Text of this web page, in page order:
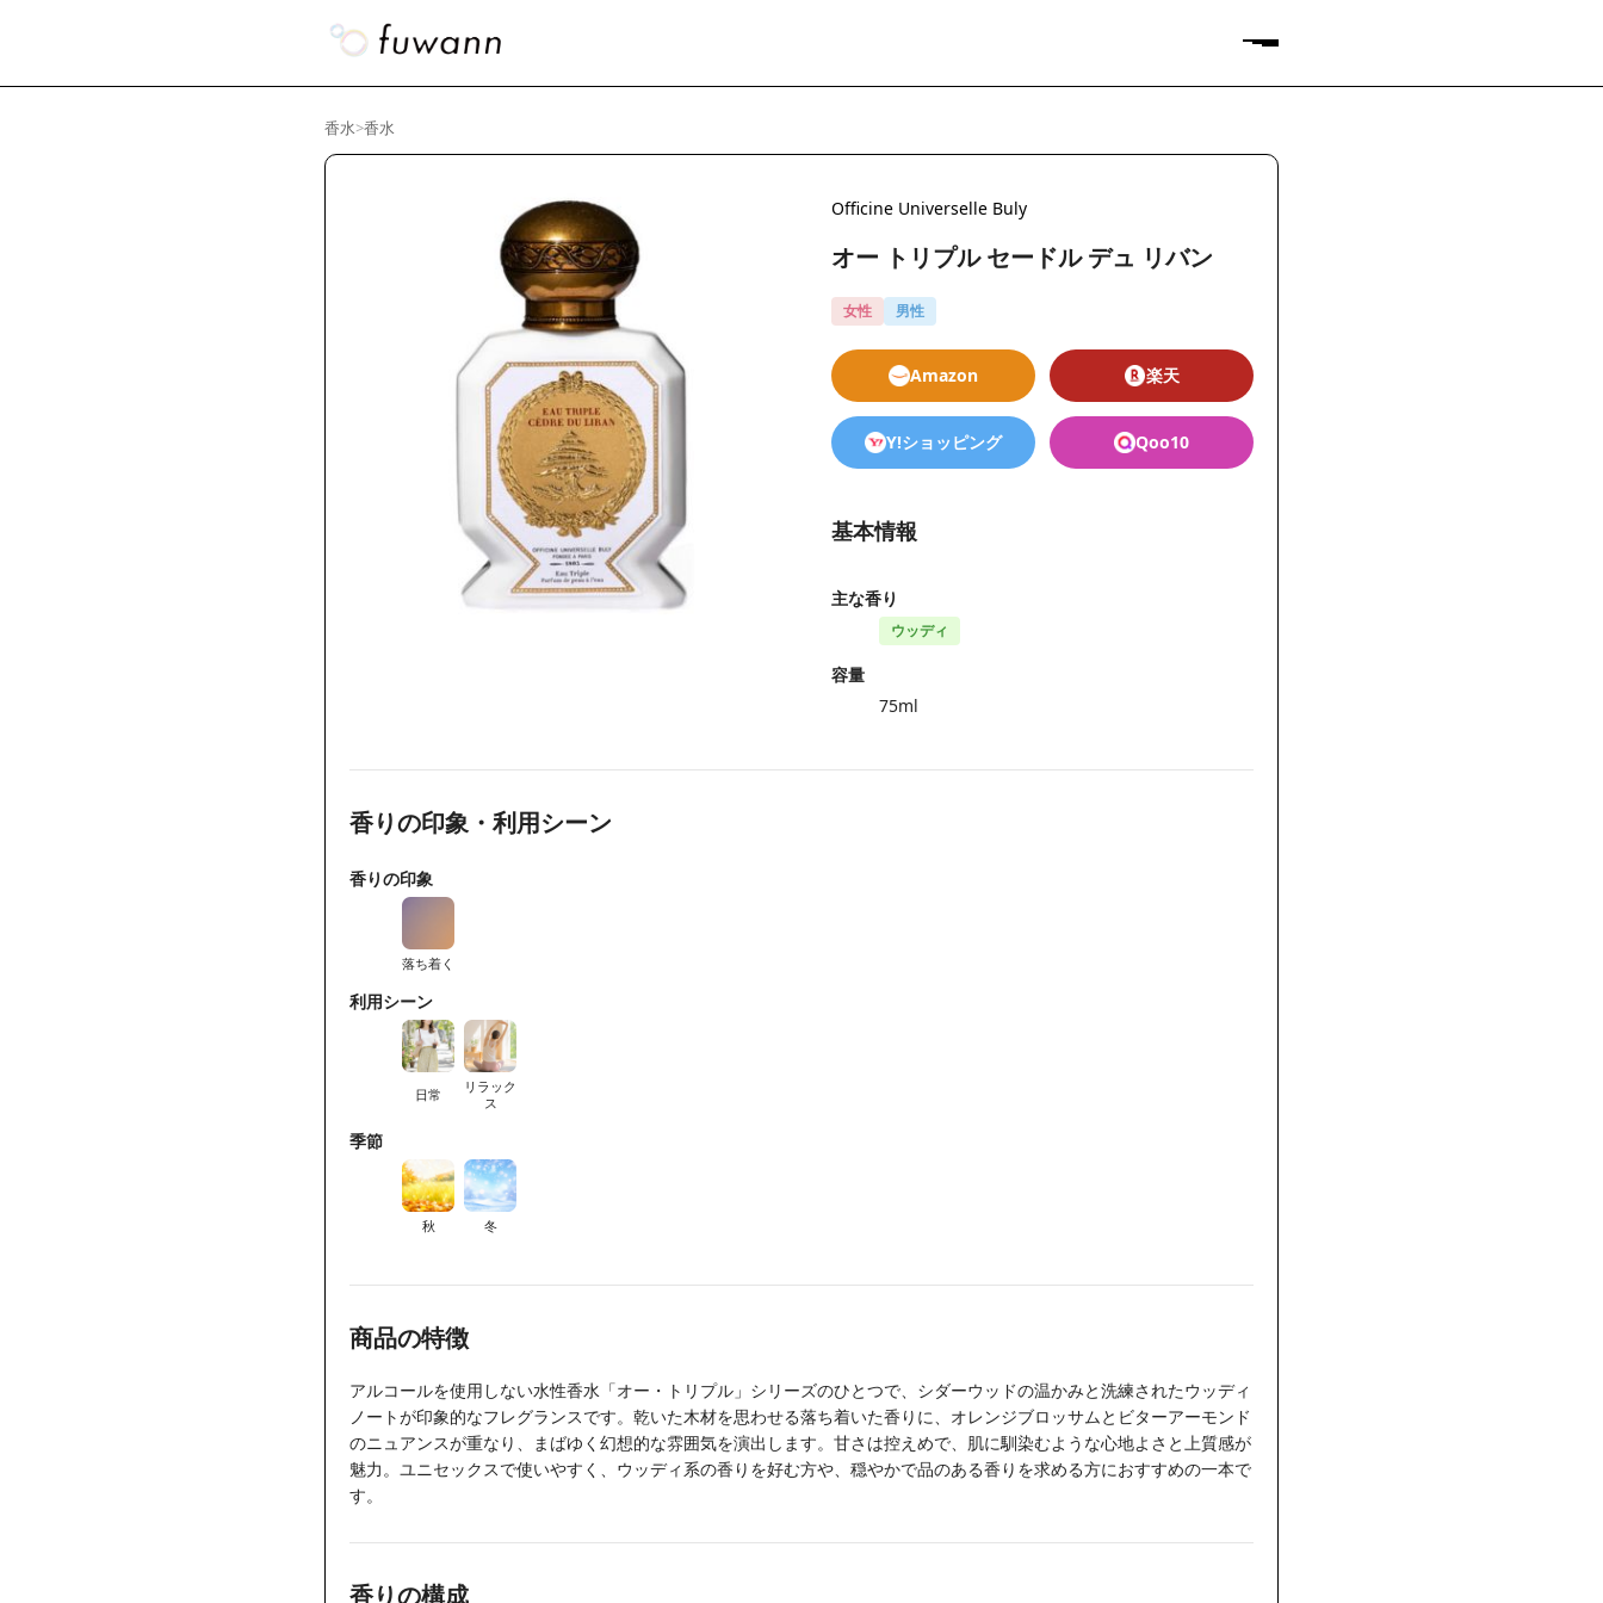
香水>香水
Officine Universelle Buly
オー トリプル セードル デュ リバン
女性 男性
Amazon 楽天
Y!ショッピング Qoo10
基本情報
主な香り
ウッディ
容量
75ml
香りの印象・利用シーン
香りの印象
落ち着く
利用シーン
日常
リラック
ス
季節
秋 冬
商品の特徴
アルコールを使用しない水性香水「オー・トリプル」シリーズのひとつで、シダーウッドの温かみと洗練されたウッディ
ノートが印象的なフレグランスです。乾いた木材を思わせる落ち着いた香りに、オレンジブロッサムとビターアーモンド
のニュアンスが重なり、まばゆく幻想的な雰囲気を演出します。甘さは控えめで、肌に馴染むような心地よさと上質感が
魅力。ユニセックスで使いやすく、ウッディ系の香りを好む方や、穏やかで品のある香りを求める方におすすめの一本で
す。
香りの構成